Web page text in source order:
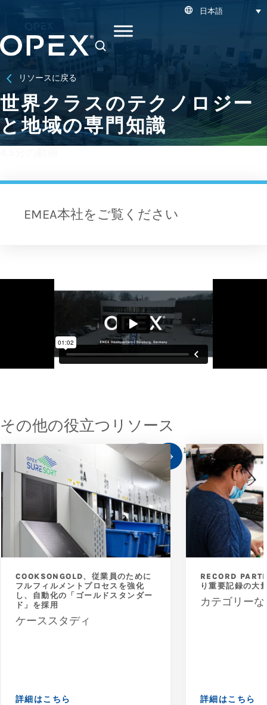
日本語
リソースに戻る
世界クラスのテクノロジー
と地域の専門知識
EMEA本社をご覧ください
その他の役立つリソース
COOKSONGOLD、従業員のために
フルフィルメントプロセスを強化
し、自動化の「ゴールドスタンダー
ド」を採用
ケーススタディ
詳細はこちら
RECORD
り重要記録の大
カテゴリー
詳細はこちら
1/10